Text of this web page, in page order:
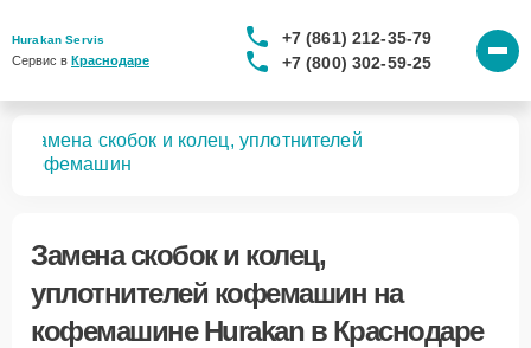
Hurakan Servis
Сервис в Краснодаре
+7 (861) 212-35-79
+7 (800) 302-59-25
Замена скобок и колец, уплотнителей
кофемашин
Замена скобок и колец,
уплотнителей кофемашин на
кофемашине Hurakan в Краснодаре